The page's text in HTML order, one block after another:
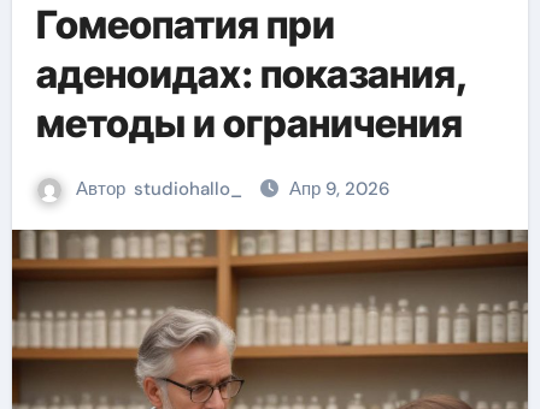
Гомеопатия при
аденоидах: показания,
методы и ограничения
Автор studiohallo_ Апр 9, 2026